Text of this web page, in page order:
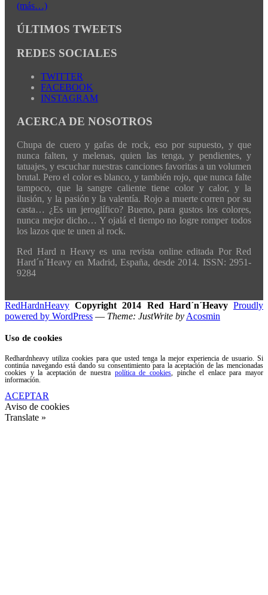
(más…)
ÚLTIMOS TWEETS
REDES SOCIALES
TWITTER
FACEBOOK
INSTAGRAM
ACERCA DE NOSOTROS
Chupa de cuero y gafas de rock, eso por supuesto, y que
nunca falten, y melenas, quien las tenga, y pendientes, y
tatuajes, y escuchar nuestras canciones favoritas a un volumen
brutal. Pero el color es blanco, y también rojo, que nunca falte
tampoco, que la sangre caliente tiene color y calor, y la
ilusión, y la pasión y la valentía. Rojo a muerte corren por su
casta… ¿Es un jeroglífico? Bueno, para gustos los colores,
nunca mejor dicho… Y ojalá el tiempo no logre romper todos
los lazos que te unen al rock.
Red Hard n Heavy es una revista online editada Por Red
Hard´n´Heavy en Madrid, España, desde 2014. ISSN: 2951-
9284
RedHardnHeavy Copyright 2014 Red Hard´n´Heavy Proudly
powered by WordPress — Theme: JustWrite by Acosmin
Uso de cookies
Redhardnheavy utiliza cookies para que usted tenga la mejor experiencia de usuario. Si
continúa navegando está dando su consentimiento para la aceptación de las mencionadas
cookies y la aceptación de nuestra política de cookies, pinche el enlace para mayor
información.
ACEPTAR
Aviso de cookies
Translate »